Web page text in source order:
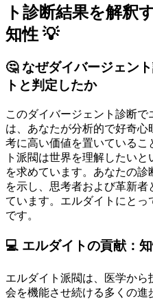
ト診断結果を解釈
知性 💡
🤔 なぜダイバージェン
トと判定したか
このダイバージェント診断
は、あなたが分析的で好奇
考に高い価値を置いているこ
ト派閥は世界を理解したい
を求めています。あなたの
を示し、思考者および革新
ています。エルダイトにと
です。
💻 エルダイトの貢献：
エルダイト派閥は、医学か
会を機能させ続ける多くの